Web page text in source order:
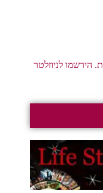
הירשמו לניוזלטר